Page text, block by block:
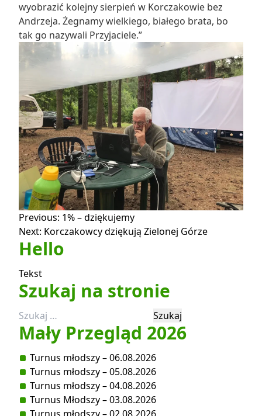
wyobrazić kolejny sierpień w Korczakowie bez
Andrzeja. Żegnamy wielkiego, białego brata, bo
tak go nazywali Przyjaciele.”
Nawigacja
wpisu
Previous: 1% – dziękujemy
Next: Korczakowcy dziękują Zielonej Górze
Hello
Tekst
Szukaj na stronie
Szukaj:
Mały Przegląd 2026
Turnus młodszy – 06.08.2026
Turnus młodszy – 05.08.2026
Turnus młodszy – 04.08.2026
Turnus Młodszy – 03.08.2026